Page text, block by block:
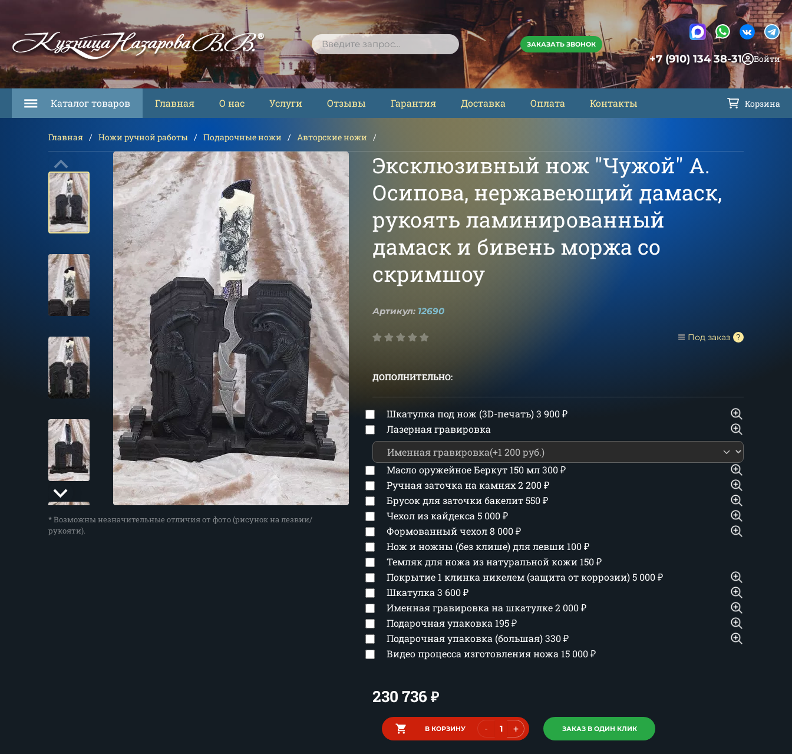
ПОИСК ЗАКАЗАТЬ ЗВОНОК
+7 (910) 134 38-31 Войти
Каталог товаров Главная О нас Услуги Отзывы Гарантия Доставка Оплата Контакты Корзина
Главная Ножи ручной работы Подарочные ножи Авторские ножи
* Возможны незначительные отличия от фото (рисунок на лезвии/
рукояти).
Эксклюзивный нож "Чужой" А.
Осипова, нержавеющий дамаск,
рукоять ламинированный
дамаск и бивень моржа со
скримшоу
Артикул: 12690
Под заказ
ДОПОЛНИТЕЛЬНО:
Шкатулка под нож (3D-печать)3 900₽
Лазерная гравировка
Масло оружейное Беркут 150 мл300₽
Ручная заточка на камнях2 200₽
Брусок для заточки бакелит550₽
Чехол из кайдекса 5 000₽
Формованный чехол8 000₽
Нож и ножны (без клише) для левши 100₽
Темляк для ножа из натуральной кожи 150₽
Покрытие 1 клинка никелем (защита от коррозии)5 000₽
Шкатулка 3 600₽
Именная гравировка на шкатулке2 000₽
Подарочная упаковка 195₽
Подарочная упаковка (большая)330₽
Видео процесса изготовления ножа 15 000₽
230 736₽
В КОРЗИНУ - + ЗАКАЗ В ОДИН КЛИК